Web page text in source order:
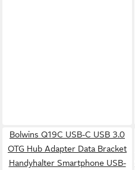
Bolwins Q19C USB-C USB 3.0
OTG Hub Adapter Data Bracket
Handyhalter Smartphone USB-